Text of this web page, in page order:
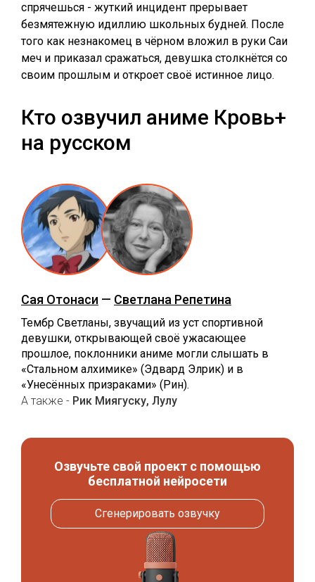
спрячешься - жуткий инцидент прерывает
безмятежную идиллию школьных будней. После
того как незнакомец в чёрном вложил в руки Саи
меч и приказал сражаться, девушка столкнётся со
своим прошлым и откроет своё истинное лицо.
Кто озвучил аниме Кровь+
на русском
Сая Отонаси — Светлана Репетина
Тембр Светланы, звучащий из уст спортивной
девушки, открывающей своё ужасающее
прошлое, поклонники аниме могли слышать в
«Стальном алхимике» (Эдвард Элрик) и в
«Унесённых призраками» (Рин).
А также - Рик Миягуску, Лулу
Озвучьте свой проект с помощью
бесплатной нейросети
Сгенерировать озвучку